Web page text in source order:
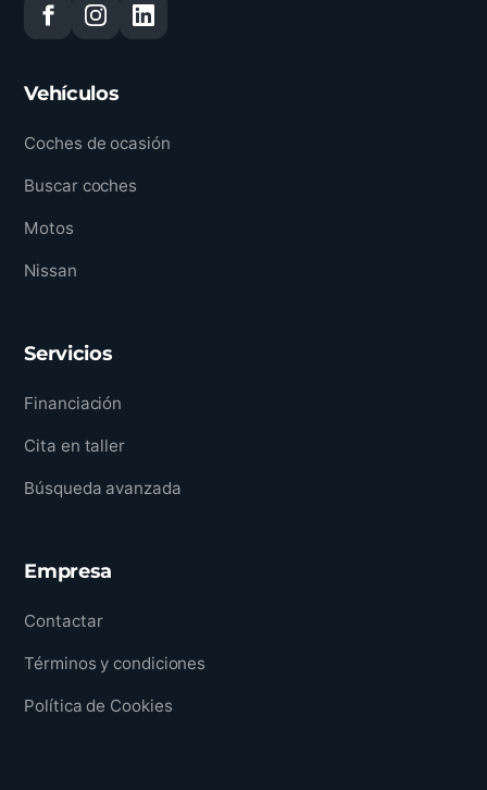
Vehículos
Coches de ocasión
Buscar coches
Motos
Nissan
Servicios
Financiación
Cita en taller
Búsqueda avanzada
Empresa
Contactar
Términos y condiciones
Política de Cookies